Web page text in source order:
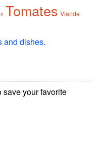
Tomates Viande
and dishes.
save your favorite